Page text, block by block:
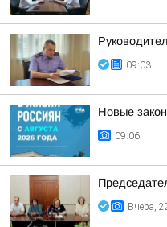
09:03
Новые
09:06
Вчера,